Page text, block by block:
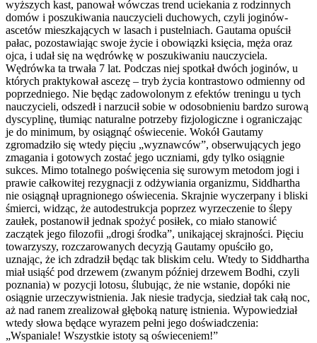
wyższych kast, panował wówczas trend uciekania z rodzinnych
domów i poszukiwania nauczycieli duchowych, czyli joginów-
ascetów mieszkających w lasach i pustelniach. Gautama opuścił
pałac, pozostawiając swoje życie i obowiązki księcia, męża oraz
ojca, i udał się na wędrówkę w poszukiwaniu nauczyciela.
Wędrówka ta trwała 7 lat. Podczas niej spotkał dwóch joginów, u
których praktykował ascezę – tryb życia kontrastowo odmienny od
poprzedniego. Nie będąc zadowolonym z efektów treningu u tych
nauczycieli, odszedł i narzucił sobie w odosobnieniu bardzo surową
dyscyplinę, tłumiąc naturalne potrzeby fizjologiczne i ograniczając
je do minimum, by osiągnąć oświecenie. Wokół Gautamy
zgromadziło się wtedy pięciu „wyznawców”, obserwujących jego
zmagania i gotowych zostać jego uczniami, gdy tylko osiągnie
sukces. Mimo totalnego poświęcenia się surowym metodom jogi i
prawie całkowitej rezygnacji z odżywiania organizmu, Siddhartha
nie osiągnął upragnionego oświecenia. Skrajnie wyczerpany i bliski
śmierci, widząc, że autodestrukcja poprzez wyrzeczenie to ślepy
zaułek, postanowił jednak spożyć posiłek, co miało stanowić
zaczątek jego filozofii „drogi środka”, unikającej skrajności. Pięciu
towarzyszy, rozczarowanych decyzją Gautamy opuściło go,
uznając, że ich zdradził będąc tak bliskim celu. Wtedy to Siddhartha
miał usiąść pod drzewem (zwanym później drzewem Bodhi, czyli
poznania) w pozycji lotosu, ślubując, że nie wstanie, dopóki nie
osiągnie urzeczywistnienia. Jak niesie tradycja, siedział tak całą noc,
aż nad ranem zrealizował głęboką naturę istnienia. Wypowiedział
wtedy słowa będące wyrazem pełni jego doświadczenia:
„Wspaniale! Wszystkie istoty są oświeceniem!”